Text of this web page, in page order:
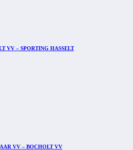
VV – SPORTING HASSELT
VV – BOCHOLT VV